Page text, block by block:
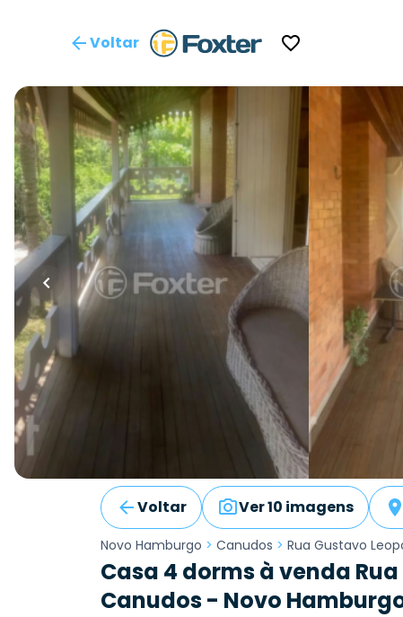
Voltar
Voltar Ver 10 imagens
Novo Hamburgo > Canudos > Rua Gustavo
Casa 4 dorms à venda
Canudos - Novo